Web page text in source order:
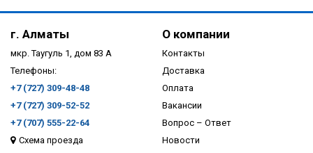
г. Алматы
мкр. Таугуль 1, дом 83 А
Телефоны:
+7 (727) 309-48-48
+7 (727) 309-52-52
+7 (707) 555-22-64
Схема проезда
О компании
Контакты
Доставка
Оплата
Вакансии
Вопрос – Ответ
Новости